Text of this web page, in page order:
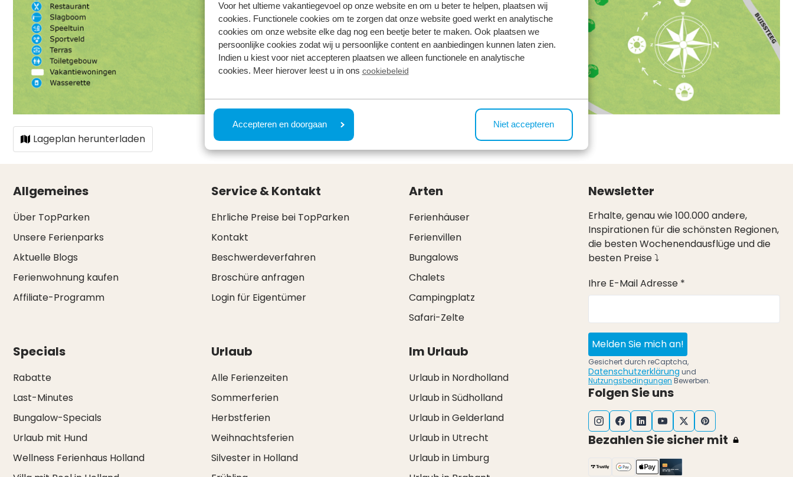
Voor het ultieme vakantiegevoel op onze website en om u beter te helpen, plaatsen wij
cookies. Functionele cookies om te zorgen dat onze website goed werkt en analytische
cookies om onze website elke dag nog een beetje beter te maken. Ook plaatsen we
persoonlijke cookies zodat wij u persoonlijke content en aanbiedingen kunnen laten zien.
Indien u kiest voor niet accepteren plaatsen we alleen functionele en analytische
cookies. Meer hierover leest u in ons cookiebeleid
Accepteren en doorgaan Niet accepteren
Lageplan herunterladen
Allgemeines
Über TopParken
Unsere Ferienparks
Aktuelle Blogs
Ferienwohnung kaufen
Affiliate-Programm
Service & Kontakt
Ehrliche Preise bei TopParken
Kontakt
Beschwerdeverfahren
Broschüre anfragen
Login für Eigentümer
Arten
Ferienhäuser
Ferienvillen
Bungalows
Chalets
Campingplatz
Safari-Zelte
Specials
Rabatte
Last-Minutes
Bungalow-Specials
Urlaub mit Hund
Wellness Ferienhaus Holland
Urlaub
Alle Ferienzeiten
Sommerferien
Herbstferien
Weihnachtsferien
Silvester in Holland
Im Urlaub
Urlaub in Nordholland
Urlaub in Südholland
Urlaub in Gelderland
Urlaub in Utrecht
Urlaub in Limburg
Newsletter
Erhalte, genau wie 100.000 andere,
Inspirationen für die schönsten Regionen,
die besten Wochenendausflüge und die
besten Preise ⤵
Ihre E-Mail Adresse *
Melden Sie mich an!
Gesichert durch reCaptcha,
Datenschutzerklärung und
Nutzungsbedingungen Bewerben.
Folgen Sie uns
Bezahlen Sie sicher mit